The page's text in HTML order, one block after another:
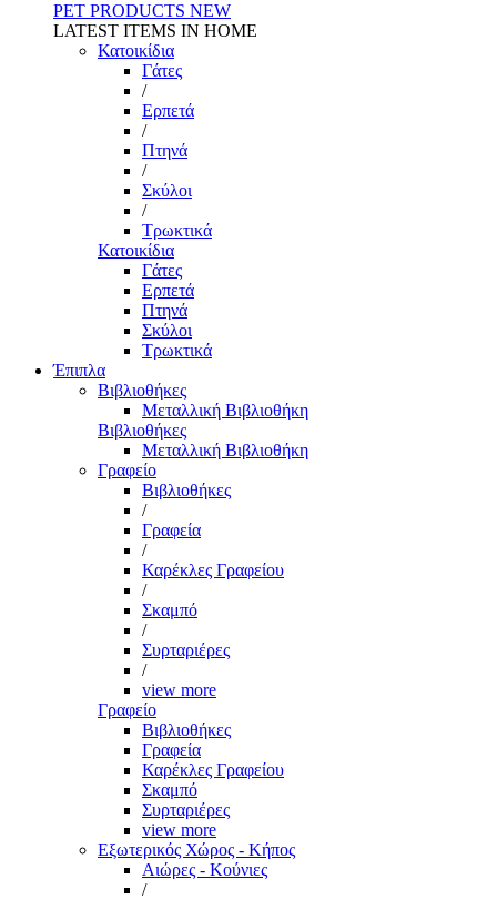
PET PRODUCTS NEW
LATEST ITEMS IN HOME
Κατοικίδια
Γάτες
/
Ερπετά
/
Πτηνά
/
Σκύλοι
/
Τρωκτικά
Κατοικίδια
Γάτες
Ερπετά
Πτηνά
Σκύλοι
Τρωκτικά
Έπιπλα
Βιβλιοθήκες
Μεταλλική Βιβλιοθήκη
Βιβλιοθήκες
Μεταλλική Βιβλιοθήκη
Γραφείο
Βιβλιοθήκες
/
Γραφεία
/
Καρέκλες Γραφείου
/
Σκαμπό
/
Συρταριέρες
/
view more
Γραφείο
Βιβλιοθήκες
Γραφεία
Καρέκλες Γραφείου
Σκαμπό
Συρταριέρες
view more
Εξωτερικός Χώρος - Κήπος
Αιώρες - Κούνιες
/